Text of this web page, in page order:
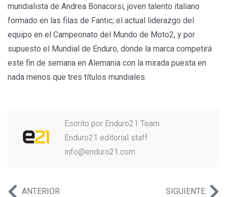
mundialista de Andrea Bonacorsi, joven talento italiano
formado en las filas de Fantic; el actual liderazgo del
equipo en el Campeonato del Mundo de Moto2, y por
supuesto el Mundial de Enduro, donde la marca competirá
este fin de semana en Alemania con la mirada puesta en
nada menos que tres títulos mundiales.
Escrito por Enduro21 Team
Enduro21 editorial staff
info@enduro21.com
ANTERIOR SIGUIENTE